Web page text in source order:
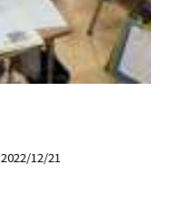
2022/12/21